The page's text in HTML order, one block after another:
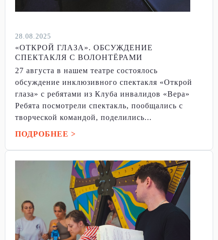
28.08.2025
«ОТКРОЙ ГЛАЗА». ОБСУЖДЕНИЕ
СПЕКТАКЛЯ С ВОЛОНТЁРАМИ
27 августа в нашем театре состоялось
обсуждение инклюзивного спектакля «Открой
глаза» с ребятами из Клуба инвалидов «Вера»
Ребята посмотрели спектакль, пообщались с
творческой командой, поделились...
ПОДРОБНЕЕ >